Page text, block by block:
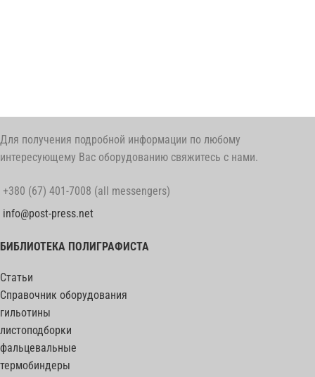
Для получения подробной информации по любому
интересующему Вас оборудованию свяжитесь с нами.
+380 (67) 401-7008 (all messengers)
info@post-press.net
БИБЛИОТЕКА ПОЛИГРАФИСТА
Статьи
Справочник оборудования
гильотины
листоподборки
фальцевальные
термобиндеры